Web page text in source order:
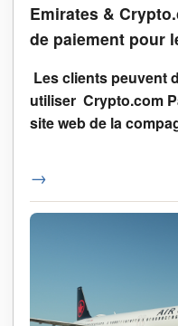
Emirates &
de paiement pour
Les clients peuvent
utiliser Crypto.com
site web de la
→